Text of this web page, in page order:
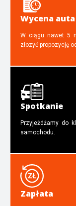
Wycena auta
W ciągu nawet 5
złozyć propozycję
Spotkanie
Przyjeżdżamy do
samochodu.
Zapłata